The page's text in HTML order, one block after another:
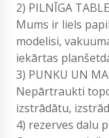
2) PILNĪGA
Mums ir liels
modelisi,
iekārtas
3) PUNKU UN
Nepārtraukti
izstrādātu,
4) rezerves dalu